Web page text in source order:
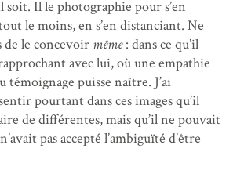
soit. Il le photographie pour s’en
le moins, en s’en distanciant. Ne
de le concevoir même: dans ce qu’il
avec lui, où une empathie
témoignage puisse naître. J’ai
pourtant dans ces images qu’il
de différentes, mais qu’il ne pouvait
pas accepté l’ambiguïté d’être